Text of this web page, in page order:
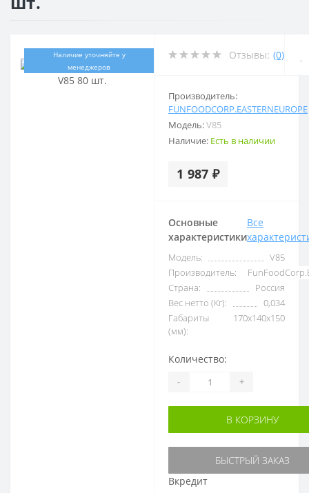
Наличие уточняйте у
менеджеров
Отзывы: (0)
Производитель:
FUNFOODCORP.EASTERNEUROPE
Модель:V85
Наличие: Есть в наличии
1 987 ₽
Основные
характеристики
Все
Модель:
V85
Производитель:
Страна:
Россия
Вес нетто (Кг):
0,034
Габариты
(мм):
170х140х150
Количество:
- +
В КОРЗИНУ
БЫСТРЫЙ ЗАКАЗ
Вкредит